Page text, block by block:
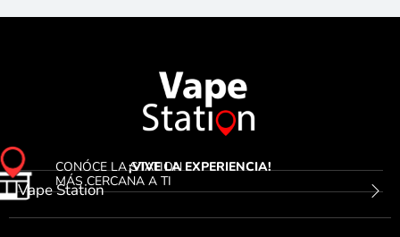
¡VIVE LA EXPERIENCIA!
CONÓCE LA STATION
MÁS CERCANA A TI
Vape Station